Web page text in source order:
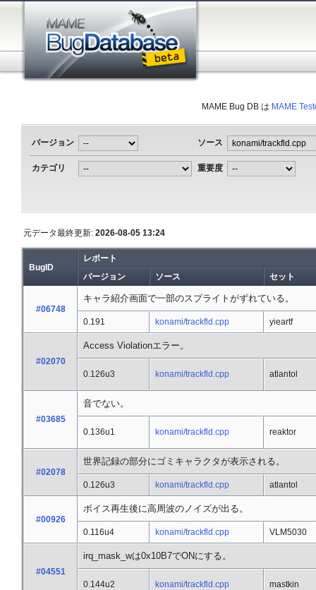
MAME Bug DB は MAME
バージョン ソース
カテゴリ 重要度
元データ最終更新: 2026-08-05 13:24
BugID
レポート
バージョン
ソース セット
#06748
キャラ紹介画面で一部のスプライトがずれている。
0.191 konami/trackfld.cpp yieartf
#02070
Access Violationエラー。
0.126u3 konami/trackfld.cpp atlantol
#03685
音でない。
0.136u1 konami/trackfld.cpp reaktor
#02078
世界記録の部分にゴミキャラクタが表示される。
0.126u3 konami/trackfld.cpp atlantol
#00926
ボイス再生後に高周波のノイズが出る。
0.116u4 konami/trackfld.cpp VLM5030
#04551
irq_mask_wは0x10B7でONにする。
0.144u2 konami/trackfld.cpp mastkin